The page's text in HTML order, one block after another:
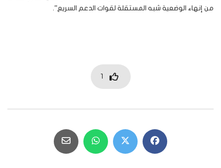
من إنهاء الوضعية شبه المستقلة لقوات الدعم السريع”.
1